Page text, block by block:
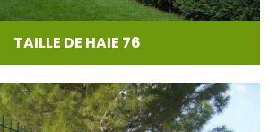
TAILLE DE HAIE 76